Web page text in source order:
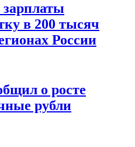
зарплаты
в 200 тысяч
России
о росте
рубли